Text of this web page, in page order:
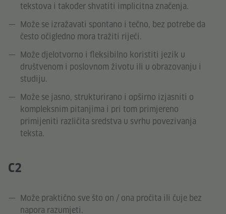
tekstova i također shvatiti implicitna značenja.
Može se izražavati spontano i tečno, bez potrebe da
često očigledno mora tražiti riječi.
Može djelotvorno i fleksibilno koristiti jezik u
društvenom i poslovnom životu ili u obrazovanju i
studiju.
Može se jasno, strukturirano i opširno izjasniti o
kompleksnim pitanjima i pri tom primjereno
primijeniti različita sredstva u svrhu povezivanja
teksta.
C2
Može praktično sve što on / ona pročita ili čuje bez
napora razumjeti.